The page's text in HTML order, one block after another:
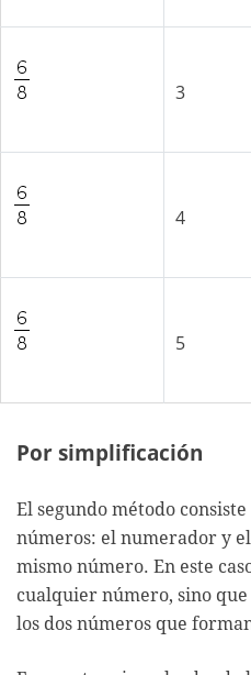
3
4
5
Por simplificación
El segundo método
números: el numerador y
mismo número. En este
cualquier número, sino
los dos números que